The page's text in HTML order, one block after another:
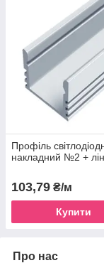
Профіль
накладний №2 +
103,79 ₴/м
Купити
Про нас